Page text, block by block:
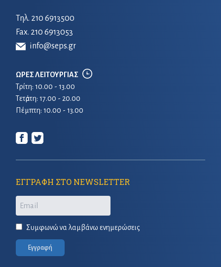
Τηλ. 210 6913500
Fax. 210 6913053
info@seps.gr
ΩΡΕΣ ΛΕΙΤΟΥΡΓΙΑΣ
Τρίτη: 10.00 - 13.00
Τετἀρτη: 17.00 - 20.00
Πέμπτη: 10.00 - 13.00
ΕΓΓΡΑΦΗ ΣΤΟ NEWSLETTER
Email
Συμφωνώ να λαμβάνω ενημερώσεις
Εγγραφή